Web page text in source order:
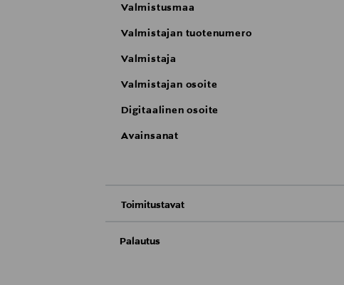
Valmistusmaa
Valmistajan tuotenumero
Valmistaja
Valmistajan osoite
Digitaalinen osoite
Avainsanat
Toimitustavat
Palautus